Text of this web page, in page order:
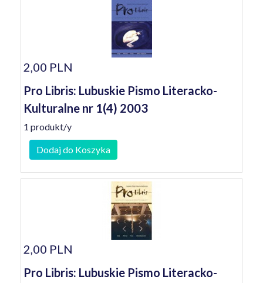
2,00 PLN
Pro Libris: Lubuskie Pismo Literacko-
Kulturalne nr 1(4) 2003
1 produkt/y
Dodaj do Koszyka
2,00 PLN
Pro Libris: Lubuskie Pismo Literacko-